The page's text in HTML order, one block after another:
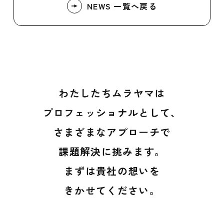
NEWS 一覧へ戻る
わたしたちムラヤマは
プロフェッショナルとして、
さまざまなアプローチで
課題解決に挑みます。
まずは貴社の想いを
きかせてください。